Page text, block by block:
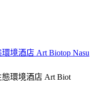
境酒店 Art Biotop Nasu